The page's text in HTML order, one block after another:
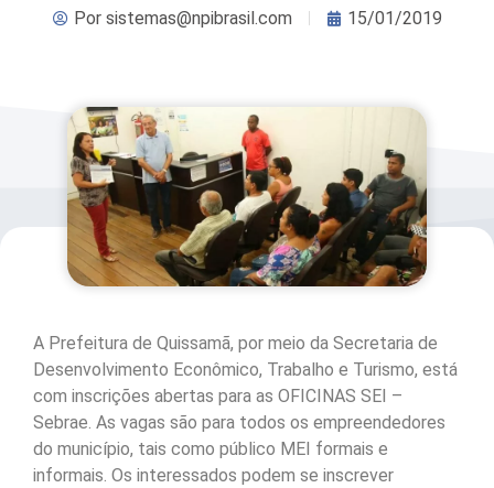
Porsistemas@npibrasil.com 15/01/2019
A Prefeitura de Quissamã, por meio da Secretaria de
Desenvolvimento Econômico, Trabalho e Turismo, está
com inscrições abertas para as OFICINAS SEI –
Sebrae. As vagas são para todos os empreendedores
do município, tais como público MEI formais e
informais. Os interessados podem se inscrever